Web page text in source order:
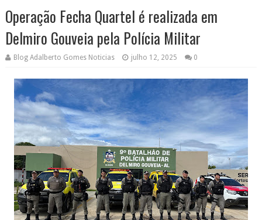
Operação Fecha Quartel é realizada em
Delmiro Gouveia pela Polícia Militar
Blog Adalberto Gomes Noticias julho 12, 2025 0